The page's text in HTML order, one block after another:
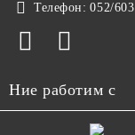
Телефон: 052/
Ние работим с